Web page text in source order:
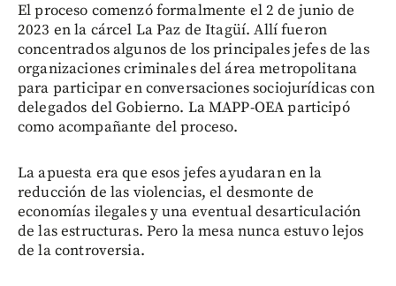
El proceso comenzó formalmente el 2 de junio de
2023 en la cárcel La Paz de Itagüí. Allí fueron
concentrados algunos de los principales jefes de las
organizaciones criminales del área metropolitana
para participar en conversaciones sociojurídicas con
delegados del Gobierno. La MAPP-OEA participó
como acompañante del proceso.
La apuesta era que esos jefes ayudaran en la
reducción de las violencias, el desmonte de
economías ilegales y una eventual desarticulación
de las estructuras. Pero la mesa nunca estuvo lejos
de la controversia.